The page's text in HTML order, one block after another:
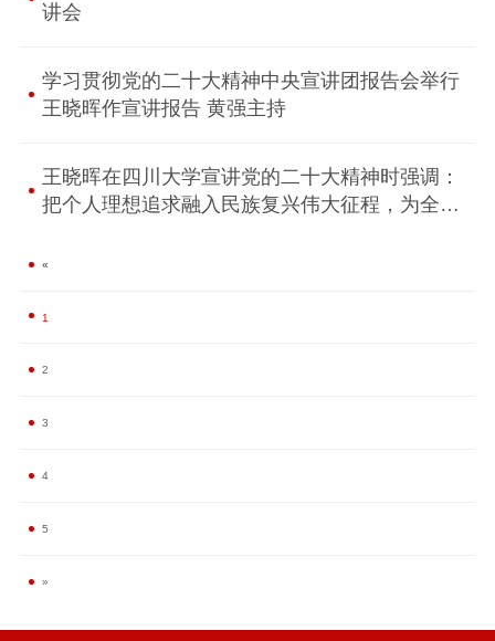
讲会
学习贯彻党的二十大精神中央宣讲团报告会举行
王晓晖作宣讲报告 黄强主持
王晓晖在四川大学宣讲党的二十大精神时强调：
把个人理想追求融入民族复兴伟大征程，为全面
«
1
2
3
4
5
»